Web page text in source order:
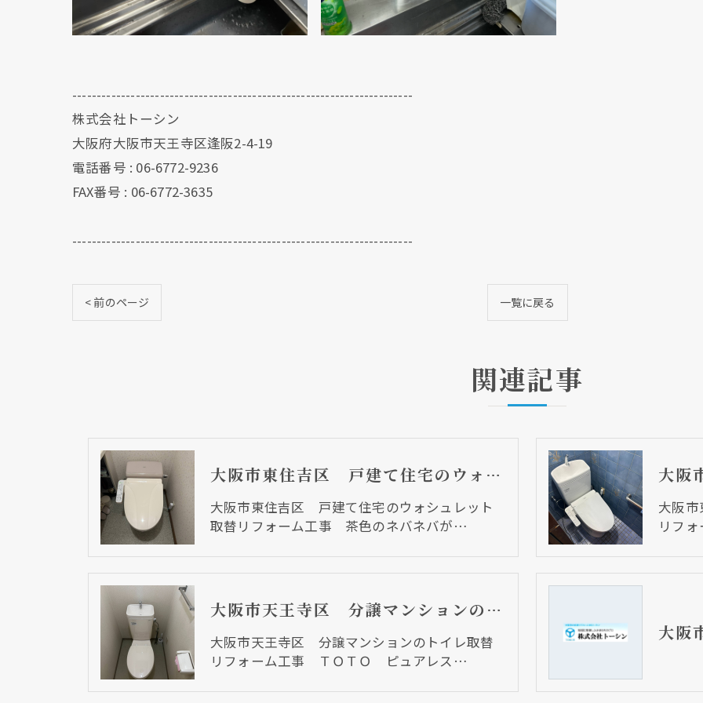
----------------------------------------------------------------------
株式会社トーシン
大阪府大阪市天王寺区逢阪2-4-19
電話番号 : 06-6772-9236
FAX番号 : 06-6772-3635
----------------------------------------------------------------------
< 前のページ 一覧に戻る
関連記事
大阪市東住吉区 戸建て住宅のウォシュレット取替リフォーム工事 茶色のネバネバが、、、
大阪市東住吉区 戸建て住宅のウォシュレット
取替リフォーム工事 茶色のネバネバが…
大阪
リフ
大阪市天王寺区 分譲マンションのトイレ取替リフォーム工事 ＴＯＴＯ ピュアレストＭＲ
大阪市天王寺区 分譲マンションのトイレ取替
リフォーム工事 ＴＯＴＯ ピュアレス…